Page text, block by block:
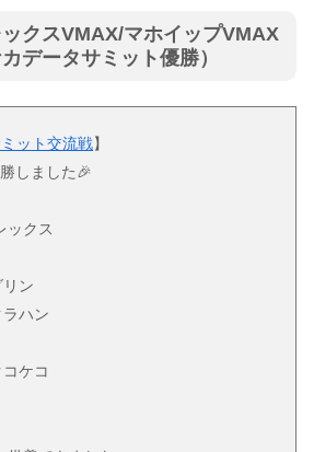
クスVMAX/マホイップVMAX
データサミット優勝）
ット交流戦】
しました🎉
ックス
ン
ハン
ケコ